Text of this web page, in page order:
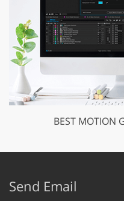
BEST MOTION
Send Email